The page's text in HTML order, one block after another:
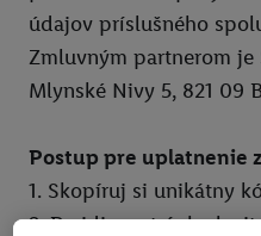
údajov príslušného
Zmluvným partnerom je
Mlynské Nivy 5, 821 09
Postup pre uplatnenie
1. Skopíruj si unikátny
2. Prejdi na stránku